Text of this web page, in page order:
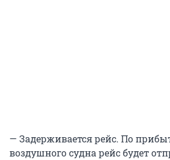
— Задерживается рейс. По
воздушного судна рейс будет